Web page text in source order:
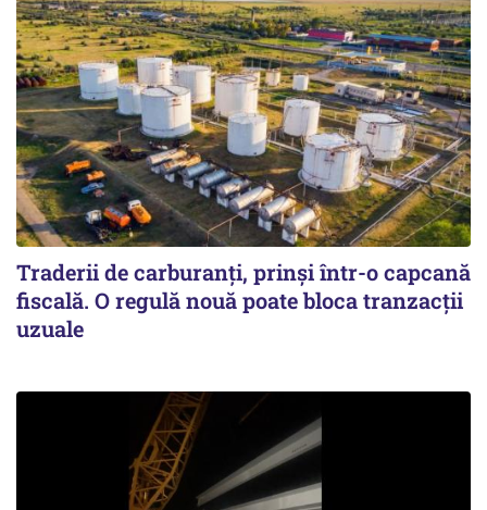
Traderii de carburanți, prinși într-o capcană
fiscală. O regulă nouă poate bloca tranzacții
uzuale